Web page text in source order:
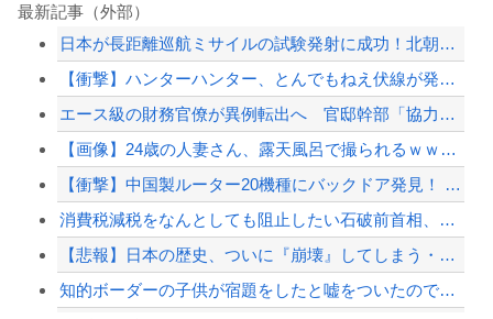
最新記事（外部）
日本が長距離巡航ミサイルの試験発射に成功！北朝鮮が激怒「日本が戦争国家になろうと...
【衝撃】ハンターハンター、とんでもねえ伏線が発掘される。クルタ族の虐殺犯人がツェ...
エース級の財務官僚が異例転出へ 官邸幹部「協力的でなかったから」
【画像】24歳の人妻さん、露天風呂で撮られるｗｗｗｗｗｗｗｗｗｗｗｗｗｗｗｗｗ
【衝撃】中国製ルーター20機種にバックドア発見！ ネットに繋ぐだけで35秒ごとに...
消費税減税をなんとしても阻止したい石破前首相、「何いってんのこいつ」と有権者をド...
【悲報】日本の歴史、ついに『崩壊』してしまう・・・・・
知的ボーダーの子供が宿題をしたと嘘をついたので、夜中にやらせて先に寝たら夫に殴ら...